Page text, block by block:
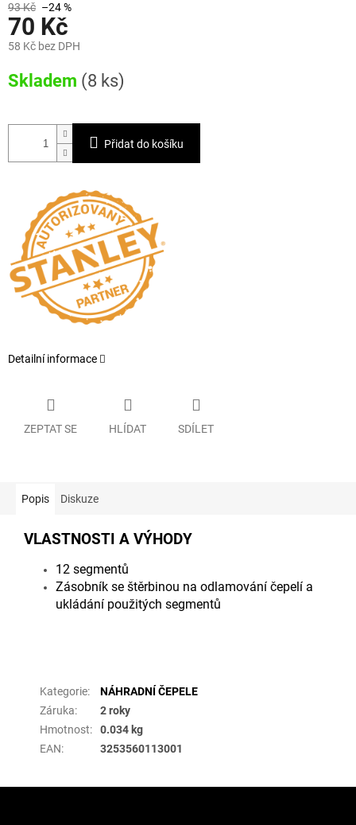
93 Kč –24 %
70 Kč
58 Kč bez DPH
cena:
Skladem (8 ks)
Přidat do košíku
Detailní informace
ZEPTAT SE HLÍDAT SDÍLET
Popis Diskuze
VLASTNOSTI A VÝHODY
12 segmentů
Zásobník se štěrbinou na odlamování čepelí a
ukládání použitých segmentů
Kategorie:
NÁHRADNÍ ČEPELE
Záruka:
2 roky
Hmotnost:
0.034 kg
EAN: 3253560113001